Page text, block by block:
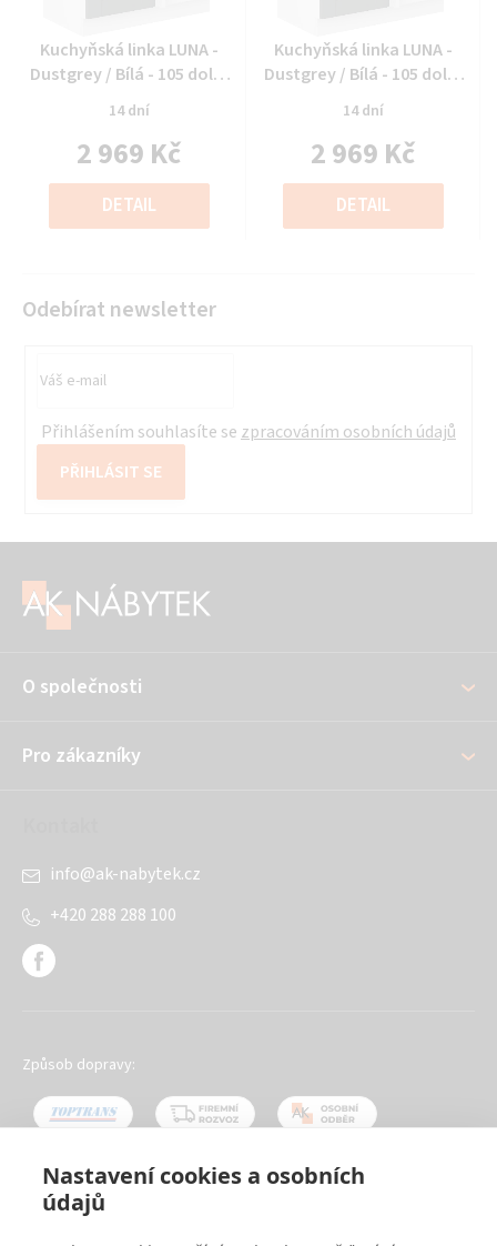
Nastavení cookies a osobních
údajů
Průměrné
hodnocení
produktu
je
0,0
z
5
Kuchyňská linka LUNA -
Dustgrey / Bílá - 105 dolní
rohová (105 ND 1F)
14 dní
2 969 Kč
Měrná
cena:
DETAIL
Průměrné
hodnocení
produktu
je
0,0
z
5
Kuchyňská linka LUNA -
Dustgrey / Bílá - 105 dolní
rohová (105 ND 1F)
14 dní
2 969 Kč
Měrná
cena:
DETAIL
Odebírat newsletter
Přihlášením souhlasíte se zpracováním osobních údajů
PŘIHLÁSIT SE
O společnosti
Pro zákazníky
info@ak-nabytek.cz
+420 288 288 100
Způsob dopravy: